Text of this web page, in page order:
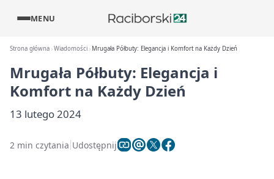
MENU
Strona główna Wiadomości Mrugała Półbuty: Elegancja i Komfort na Każdy Dzień
Mrugała Półbuty: Elegancja i
Komfort na Każdy Dzień
13 lutego 2024
2 min czytania Udostępnij